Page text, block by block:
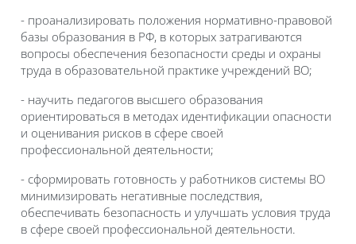
- проанализировать положения нормативно-правовой
базы образования в РФ, в которых затрагиваются
вопросы обеспечения безопасности среды и охраны
труда в образовательной практике учреждений ВО;
- научить педагогов высшего образования
ориентироваться в методах идентификации опасности
и оценивания рисков в сфере своей
профессиональной деятельности;
- сформировать готовность у работников системы ВО
минимизировать негативные последствия,
обеспечивать безопасность и улучшать условия труда
в сфере своей профессиональной деятельности.